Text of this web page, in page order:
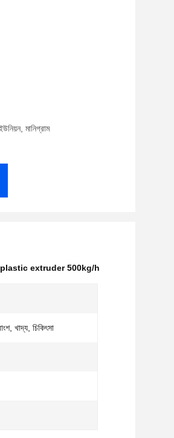
মানিগ্রাম
extruder 500kg/h
খাদ্য, চিকিৎসা